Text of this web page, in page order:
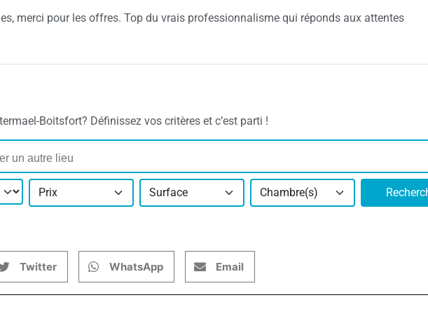
merci pour les offres. Top du vrais professionnalisme qui réponds aux attentes
Boitsfort? Définissez vos critères et c’est parti !
Prix Surface Chambre(s)
Twitter WhatsApp Email